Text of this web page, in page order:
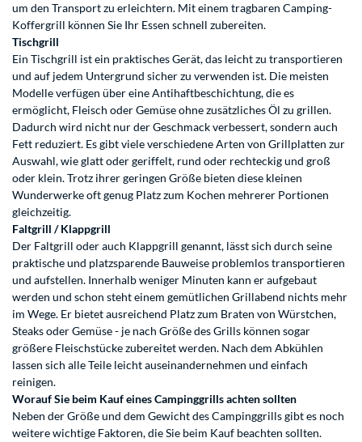
um den Transport zu erleichtern. Mit einem tragbaren Camping-
Koffergrill können Sie Ihr Essen schnell zubereiten.
Tischgrill
Ein Tischgrill ist ein praktisches Gerät, das leicht zu transportieren
und auf jedem Untergrund sicher zu verwenden ist. Die meisten
Modelle verfügen über eine Antihaftbeschichtung, die es
ermöglicht, Fleisch oder Gemüse ohne zusätzliches Öl zu grillen.
Dadurch wird nicht nur der Geschmack verbessert, sondern auch
Fett reduziert. Es gibt viele verschiedene Arten von Grillplatten zur
Auswahl, wie glatt oder geriffelt, rund oder rechteckig und groß
oder klein. Trotz ihrer geringen Größe bieten diese kleinen
Wunderwerke oft genug Platz zum Kochen mehrerer Portionen
gleichzeitig.
Faltgrill / Klappgrill
Der Faltgrill oder auch Klappgrill genannt, lässt sich durch seine
praktische und platzsparende Bauweise problemlos transportieren
und aufstellen. Innerhalb weniger Minuten kann er aufgebaut
werden und schon steht einem gemütlichen Grillabend nichts mehr
im Wege. Er bietet ausreichend Platz zum Braten von Würstchen,
Steaks oder Gemüse - je nach Größe des Grills können sogar
größere Fleischstücke zubereitet werden. Nach dem Abkühlen
lassen sich alle Teile leicht auseinandernehmen und einfach
reinigen.
Worauf Sie beim Kauf eines Campinggrills achten sollten
Neben der Größe und dem Gewicht des Campinggrills gibt es noch
weitere wichtige Faktoren, die Sie beim Kauf beachten sollten.